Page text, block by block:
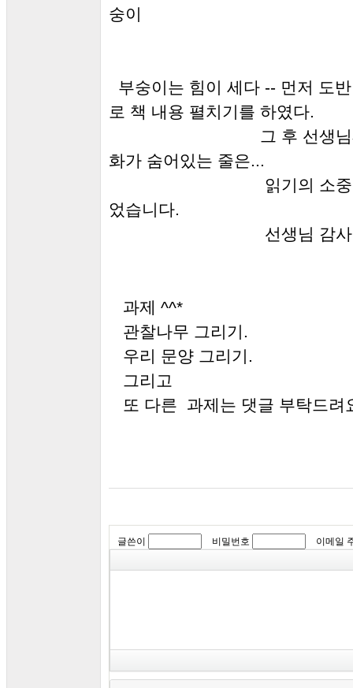
숭이
부숭이는 힘이 세다 -- 먼저 도
로 책 내용 펼치기를 하였다.
그 후 선생님께서 풀
화가 숨어있는 줄은...
읽기의 소중함을 다시
었습니다.
선생님 감사합
과제 ^^*
관찰나무 그리기.
우리 문양 그리기.
그리고
또 다른 과제는 댓글 부탁드려
글쓴이 비밀번호 이메일